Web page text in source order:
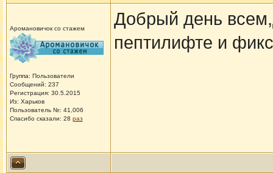
Аромановичок со стажем
Группа: Пользователи
Сообщений: 237
Регистрация: 30.5.2015
Из: Харьков
Пользователь №: 41,006
Спасибо сказали: 28 раз
Добрый день
пептилифте и